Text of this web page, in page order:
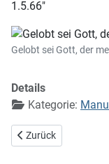
1.5.66"
Gelobt sei Gott, der
Details
Kategorie:
Vorheriger Beitrag:
Zurück